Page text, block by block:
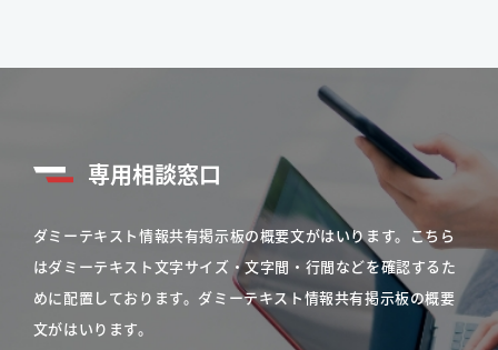
専用相談窓口
ダミーテキスト情報共有掲示板の概要文がはいります。こちら
はダミーテキスト文字サイズ・文字間・行間などを確認するた
めに配置しております。ダミーテキスト情報共有掲示板の概要
文がはいります。